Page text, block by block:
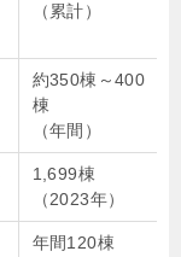
（累計）
約350棟～400
棟
（年間）
1,699棟
（2023年）
年間120棟